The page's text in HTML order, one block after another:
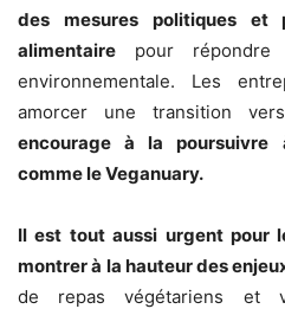
des mesures politiques et
alimentaire pour répondre
environnementale. Les
amorcer une transition
encourage à la
comme le Veganuary.
Il est tout aussi urgent pour
montrer à la hauteur des
de repas végétariens et